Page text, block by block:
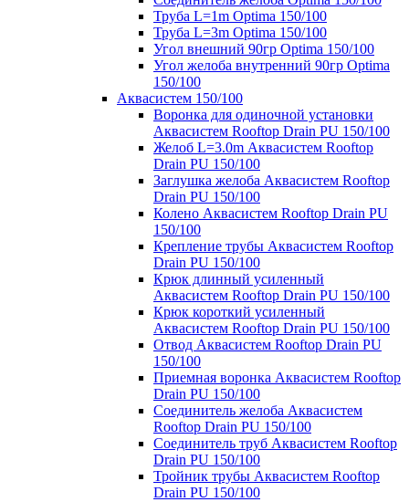
Труба L=1m Optima 150/100
Труба L=3m Optima 150/100
Угол внешний 90гр Optima 150/100
Угол желоба внутренний 90гр Optima
150/100
Аквасистем 150/100
Воронка для одиночной установки
Аквасистем Rooftop Drain PU 150/100
Желоб L=3.0m Аквасистем Rooftop
Drain PU 150/100
Заглушка желоба Аквасистем Rooftop
Drain PU 150/100
Колено Аквасистем Rooftop Drain PU
150/100
Крепление трубы Аквасистем Rooftop
Drain PU 150/100
Крюк длинный усиленный
Аквасистем Rooftop Drain PU 150/100
Крюк короткий усиленный
Аквасистем Rooftop Drain PU 150/100
Отвод Аквасистем Rooftop Drain PU
150/100
Приемная воронка Аквасистем Rooftop
Drain PU 150/100
Соединитель желоба Аквасистем
Rooftop Drain PU 150/100
Соединитель труб Аквасистем Rooftop
Drain PU 150/100
Тройник трубы Аквасистем Rooftop
Drain PU 150/100